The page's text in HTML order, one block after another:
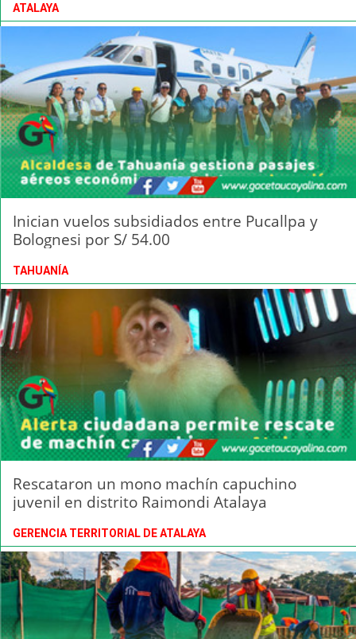
ATALAYA
Inician vuelos subsidiados entre Pucallpa y
Bolognesi por S/ 54.00
TAHUANÍA
Rescataron un mono machín capuchino
juvenil en distrito Raimondi Atalaya
GERENCIA TERRITORIAL DE ATALAYA